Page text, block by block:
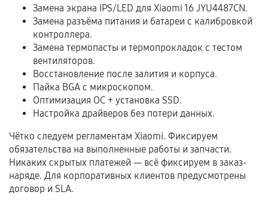
Расширенная гарантия
В некоторых случаях возможно оформление
расширенной гарантии. Стоимость, сроки и
условия продления согласовываются отдельно и
фиксируются в документах.
Когда гарантия не действует
Нарушение правил эксплуатации,
механические повреждения, попадание влаги,
Замена экрана IPS/LED для Xiaomi 16 JYU4487CN.
Замена разъёма питания и батареи с калибровкой
контроллера.
Замена термопасты и термопрокладок с тестом
вентиляторов.
Восстановление после залития и корпуса.
Пайка BGA с микроскопом.
Оптимизация ОС + установка SSD.
Настройка драйверов без потери данных.
Чётко следуем регламентам Xiaomi. Фиксируем
обязательства на выполненные работы и запчасти.
Никаких скрытых платежей — всё фиксируем в заказ-
наряде. Для корпоративных клиентов предусмотрены
договор и SLA.